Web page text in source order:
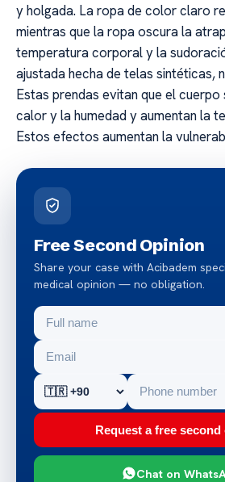
y holgada. La ropa de color claro
mientras que la ropa oscura la
temperatura corporal y la
ajustada hecha de telas sintéticas,
Estas prendas evitan que el
calor y la humedad y aumentan la
Estos efectos aumentan la
Free Second Opinion
Share your case with Acibadem
medical opinion — no obligation.
Request a free
Chat on